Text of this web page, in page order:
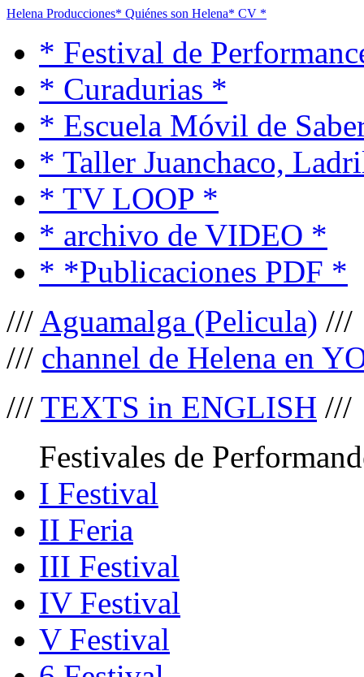
Helena Producciones* Quiénes son Helena* CV *
* Festival de
* Curadurias *
* Escuela Móvil de
* Taller Juanchaco,
* TV LOOP *
* archivo de VIDEO *
* *Publicaciones PDF *
/// Aguamalga (Pelicula) ///
/// channel de Helena en
/// TEXTS in ENGLISH ///
Festivales de
I Festival
II Feria
III Festival
IV Festival
V Festival